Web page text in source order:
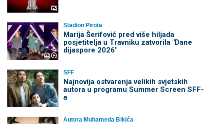
Stadion Pirota
Marija Šerifović pred više hiljada
posjetitelja u Travniku zatvorila "Dane
dijaspore 2026"
SFF
Najnovija ostvarenja velikih svjetskih
autora u programu Summer Screen SFF-
a
Autora Muhameda Bikića